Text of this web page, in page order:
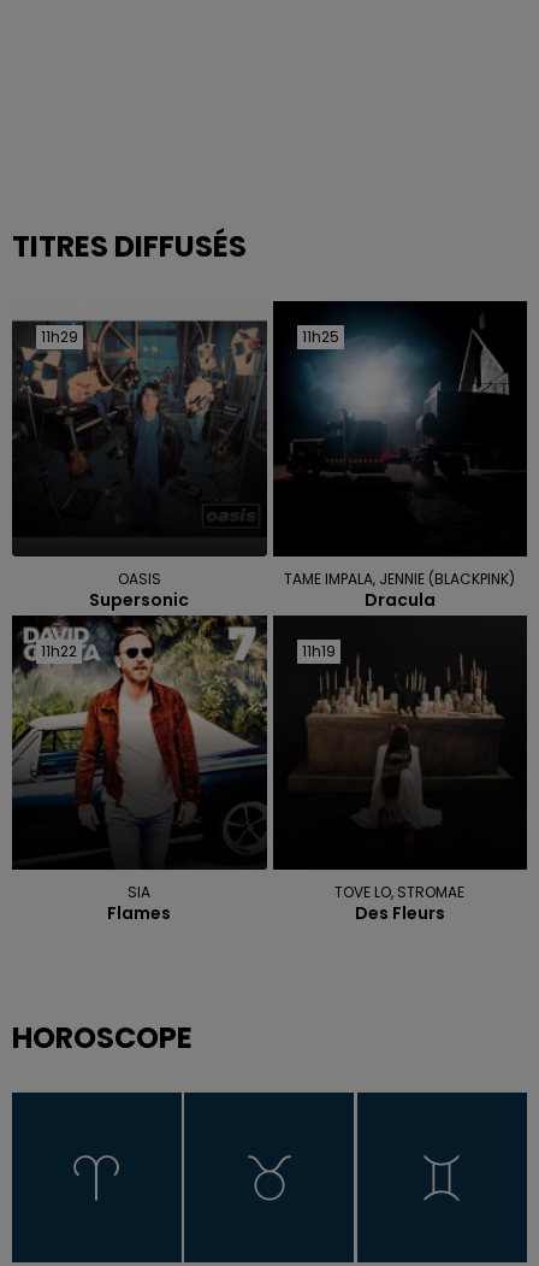
TITRES DIFFUSÉS
11h29
11h29
OASIS
Supersonic
11h25
11h25
TAME IMPALA, JENNIE (BLACKPINK)
Dracula
11h22
11h22
SIA
Flames
11h19
11h19
TOVE LO, STROMAE
Des Fleurs
HOROSCOPE